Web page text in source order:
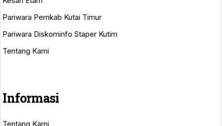
Pariwara Pemkab Kutai Timur
Pariwara Diskominfo Staper Kutim
Tentang Kami
Informasi
Tentang Kami